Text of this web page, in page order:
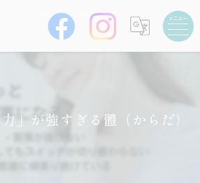
」が強すぎる體（からだ）